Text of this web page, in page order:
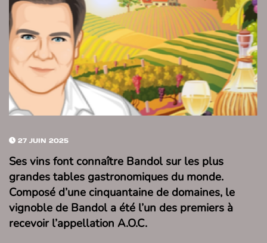
27 JUIN 2025
Ses vins font connaître Bandol sur les plus
grandes tables gastronomiques du monde.
Composé d’une cinquantaine de domaines, le
vignoble de Bandol a été l’un des premiers à
recevoir l’appellation A.O.C.